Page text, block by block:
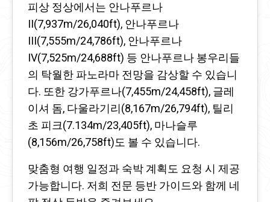
피상 정상에서는 안나푸르나
II(7,937m/26,040ft), 안나푸르나
III(7,555m/24,786ft), 안나푸르나
IV(7,525m/24,688ft) 등 안나푸르나 봉우리들
의 탁월한 파노라마 전망을 감상할 수 있습니
다. 또한 강가푸르나(7,455m/24,458ft), 글레
이셔 돔, 다울라기리(8,167m/26,794ft), 틸리
초 피크(7.134m/23,405ft), 마나슬루
(8,156m/26,758ft)도 볼 수 있습니다.
맞춤형 여행 일정과 숙박 계획도 요청 시 제공
가능합니다. 저희 전문 등반 가이드와 함께 네